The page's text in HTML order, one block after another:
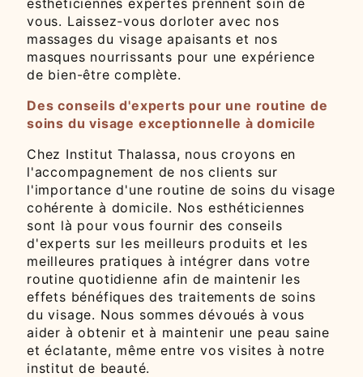
vous. Laissez-vous dorloter avec nos
massages du visage apaisants et nos
masques nourrissants pour une expérience
de bien-être complète.
Des conseils d'experts pour une routine de
soins du visage exceptionnelle à domicile
Chez Institut Thalassa, nous croyons en
l'accompagnement de nos clients sur
l'importance d'une routine de soins du visage
cohérente à domicile. Nos esthéticiennes
sont là pour vous fournir des conseils
d'experts sur les meilleurs produits et les
meilleures pratiques à intégrer dans votre
routine quotidienne afin de maintenir les
effets bénéfiques des traitements de soins
du visage. Nous sommes dévoués à vous
aider à obtenir et à maintenir une peau saine
et éclatante, même entre vos visites à notre
institut de beauté.